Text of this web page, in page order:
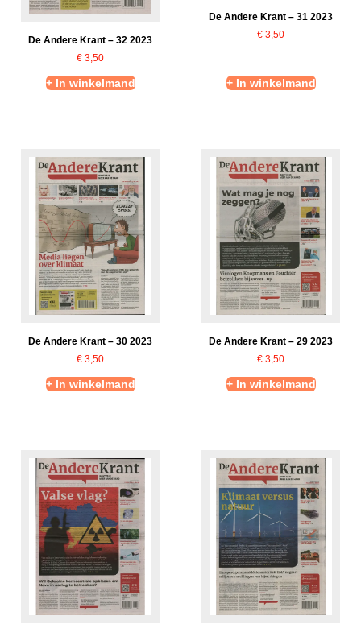
De Andere Krant – 32 2023
€ 3,50
+ In winkelmand
De Andere Krant – 31 2023
€ 3,50
+ In winkelmand
De Andere Krant – 30 2023
€ 3,50
+ In winkelmand
De Andere Krant – 29 2023
€ 3,50
+ In winkelmand